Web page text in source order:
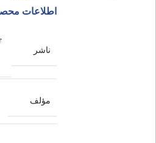
اطلاعات
ناشر
مؤلف